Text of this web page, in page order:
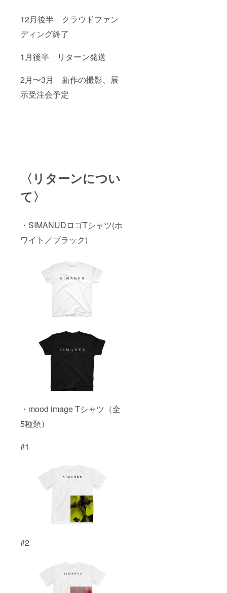
12月後半 クラウドファン
ディング終了
1月後半 リターン発送
2月〜3月 新作の撮影、展
示受注会予定
〈リターンについ
て〉
・SIMANUDロゴTシャツ(ホ
ワイト／ブラック)
・mood image Tシャツ（全
5種類）
#1
#2